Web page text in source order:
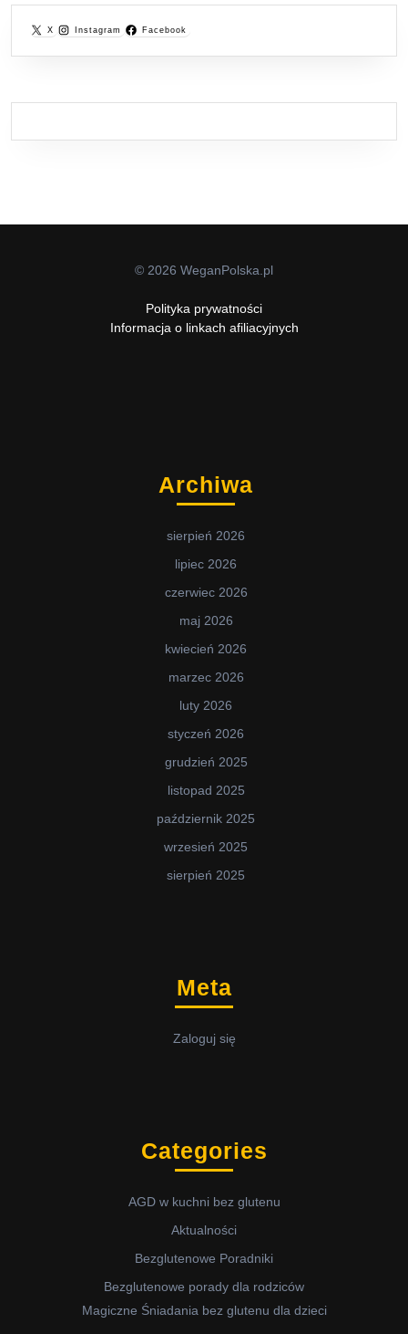
X Instagram Facebook
© 2026 WeganPolska.pl
Polityka prywatności
Informacja o linkach afiliacyjnych
Archiwa
sierpień 2026
lipiec 2026
czerwiec 2026
maj 2026
kwiecień 2026
marzec 2026
luty 2026
styczeń 2026
grudzień 2025
listopad 2025
październik 2025
wrzesień 2025
sierpień 2025
Meta
Zaloguj się
Categories
AGD w kuchni bez glutenu
Aktualności
Bezglutenowe Poradniki
Bezglutenowe porady dla rodziców
Magiczne Śniadania bez glutenu dla dzieci